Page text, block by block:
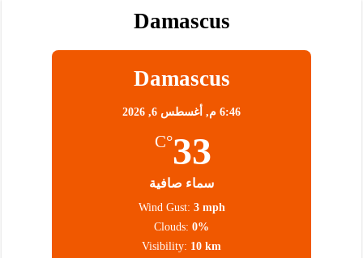
Damascus
Damascus
6:46 م, أغسطس 6, 2026
33
°C
سماء صافية
Wind Gust: 3 mph
Clouds: 0%
Visibility: 10 km